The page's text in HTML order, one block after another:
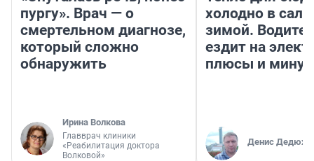
пургу». Врач — о
смертельном диагнозе,
который сложно
обнаружить
Ирина Волкова
Главврач клиники
«Реабилитация доктора
Волковой»
холодно в
зимой.
ездит на
плюсы и
Денис